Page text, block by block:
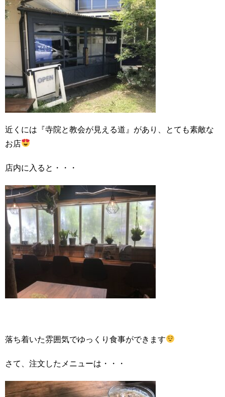
近くには『寺院と教会が見える道』があり、とても素敵な
お店
店内に入ると・・・
落ち着いた雰囲気でゆっくり食事ができます
さて、注文したメニューは・・・